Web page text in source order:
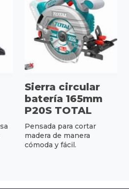
Sierra circular
batería 165mm
P20S TOTAL
Pensada para cortar
madera de manera
cómoda y fácil.